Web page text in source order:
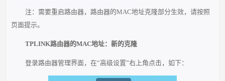
注：需要重启路由器，路由器的MAC地址克隆部分生效，请按照
页面提示。
TPLINK路由器的MAC地址：新的克隆
登录路由器管理界面，在“高级设置”右上角点击，如下：